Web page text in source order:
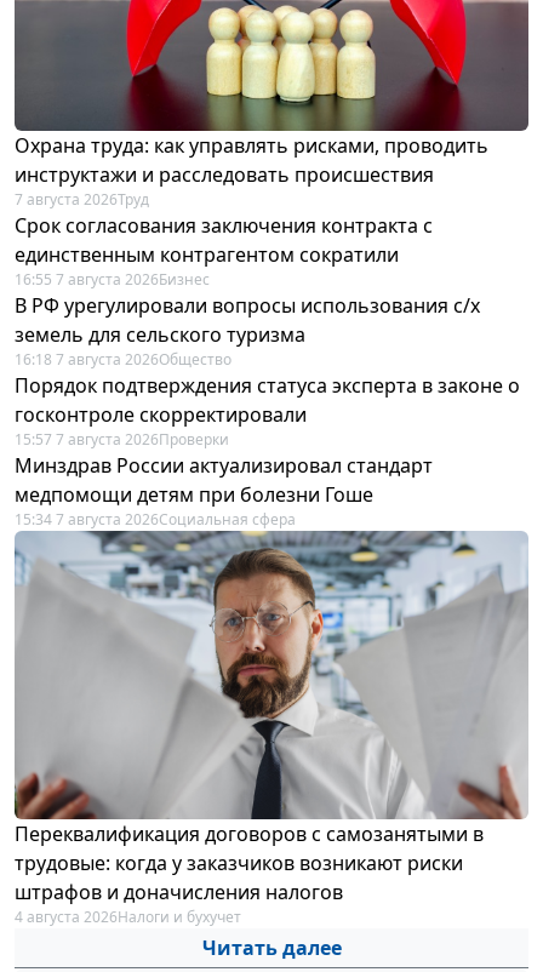
Охрана труда: как управлять рисками, проводить
инструктажи и расследовать происшествия
7 августа 2026Труд
Срок согласования заключения контракта с
единственным контрагентом сократили
16:55 7 августа 2026Бизнес
В РФ урегулировали вопросы использования с/х
земель для сельского туризма
16:18 7 августа 2026Общество
Порядок подтверждения статуса эксперта в законе о
госконтроле скорректировали
15:57 7 августа 2026Проверки
Минздрав России актуализировал стандарт
медпомощи детям при болезни Гоше
15:34 7 августа 2026Социальная сфера
Переквалификация договоров с самозанятыми в
трудовые: когда у заказчиков возникают риски
штрафов и доначисления налогов
4 августа 2026Налоги и бухучет
Читать далее